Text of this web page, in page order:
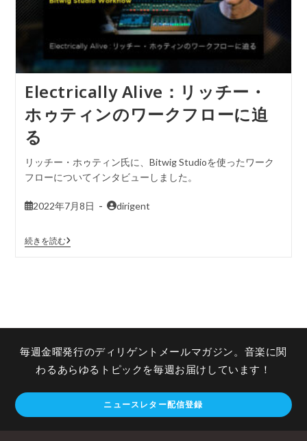
Electrically Alive：リッチー・
ホゥティンのワークフローに迫
る
リッチー・ホゥティン氏に、Bitwig Studioを使ったワーク
フローについてインタビューしました。
2022年7月8日 dirigent
続きを読む
毎週金曜発行のディリゲントメールマガジン。音楽に関
わるあらゆるトピックを毎週お届けしています！
ニュースレター配信登録